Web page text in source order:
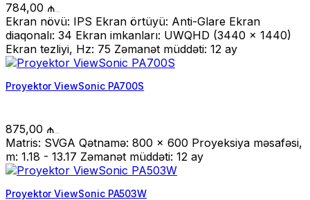
784,00 ₼
Ekran növü: IPS Ekran örtüyü: Anti-Glare Ekran
diaqonalı: 34 Ekran imkanları: UWQHD (3440 x 1440)
Ekran tezliyi, Hz: 75 Zəmanət müddəti: 12 ay
Proyektor ViewSonic PA700S
875,00 ₼
Matris: SVGA Qətnamə: 800 x 600 Proyeksiya məsafəsi,
m: 1.18 - 13.17 Zəmanət müddəti: 12 ay
Proyektor ViewSonic PA503W